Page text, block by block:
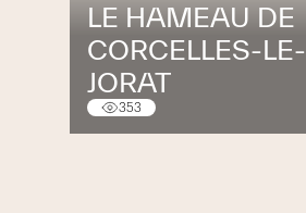
LE HAMEAU DE
CORCELLES-LE-
JORAT
353